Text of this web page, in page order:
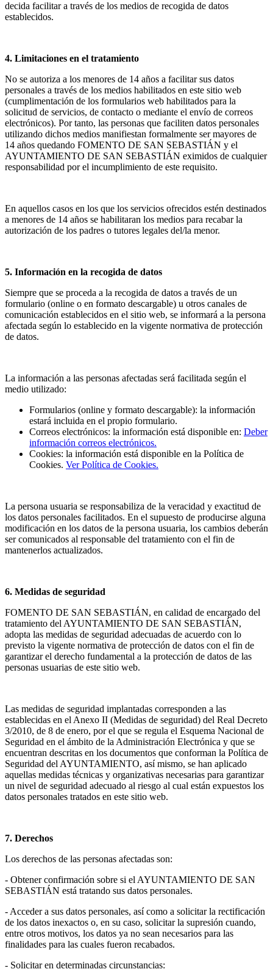
decida facilitar a través de los medios de recogida de datos
establecidos.
4. Limitaciones en el tratamiento
No se autoriza a los menores de 14 años a facilitar sus datos
personales a través de los medios habilitados en este sitio web
(cumplimentación de los formularios web habilitados para la
solicitud de servicios, de contacto o mediante el envío de correos
electrónicos). Por tanto, las personas que faciliten datos personales
utilizando dichos medios manifiestan formalmente ser mayores de
14 años quedando FOMENTO DE SAN SEBASTIÁN y el
AYUNTAMIENTO DE SAN SEBASTIÁN eximidos de cualquier
responsabilidad por el incumplimiento de este requisito.
En aquellos casos en los que los servicios ofrecidos estén destinados
a menores de 14 años se habilitaran los medios para recabar la
autorización de los padres o tutores legales del/la menor.
5. Información en la recogida de datos
Siempre que se proceda a la recogida de datos a través de un
formulario (online o en formato descargable) u otros canales de
comunicación establecidos en el sitio web, se informará a la persona
afectada según lo establecido en la vigente normativa de protección
de datos.
La información a las personas afectadas será facilitada según el
medio utilizado:
Formularios (online y formato descargable): la información
estará incluida en el propio formulario.
Correos electrónicos: la información está disponible en: Deber
información correos electrónicos.
Cookies: la información está disponible en la Política de
Cookies. Ver Política de Cookies.
La persona usuaria se responsabiliza de la veracidad y exactitud de
los datos personales facilitados. En el supuesto de producirse alguna
modificación en los datos de la persona usuaria, los cambios deberán
ser comunicados al responsable del tratamiento con el fin de
mantenerlos actualizados.
6. Medidas de seguridad
FOMENTO DE SAN SEBASTIÁN, en calidad de encargado del
tratamiento del AYUNTAMIENTO DE SAN SEBASTIÁN,
adopta las medidas de seguridad adecuadas de acuerdo con lo
previsto la vigente normativa de protección de datos con el fin de
garantizar el derecho fundamental a la protección de datos de las
personas usuarias de este sitio web.
Las medidas de seguridad implantadas corresponden a las
establecidas en el Anexo II (Medidas de seguridad) del Real Decreto
3/2010, de 8 de enero, por el que se regula el Esquema Nacional de
Seguridad en el ámbito de la Administración Electrónica y que se
encuentran descritas en los documentos que conforman la Política de
Seguridad del AYUNTAMIENTO, así mismo, se han aplicado
aquellas medidas técnicas y organizativas necesarias para garantizar
un nivel de seguridad adecuado al riesgo al cual están expuestos los
datos personales tratados en este sitio web.
7. Derechos
Los derechos de las personas afectadas son:
- Obtener confirmación sobre si el AYUNTAMIENTO DE SAN
SEBASTIÁN está tratando sus datos personales.
- Acceder a sus datos personales, así como a solicitar la rectificación
de los datos inexactos o, en su caso, solicitar la supresión cuando,
entre otros motivos, los datos ya no sean necesarios para las
finalidades para las cuales fueron recabados.
- Solicitar en determinadas circunstancias: